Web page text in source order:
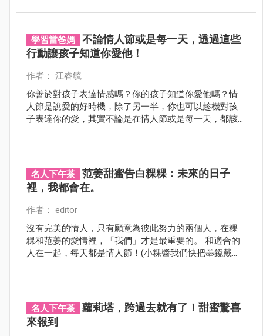
學習當爸媽
不論情人節或是每一天，透過這些
行動讓孩子知道你愛他！
作者： 江睿毓
你善於對孩子表達情感嗎？你的孩子知道你愛他嗎？情
人節是說愛的好時機，除了另一半，你也可以趁機對孩
子表達你的愛，其實不論是在情人節或是每一天，都該
名人下午茶
范姜甜蜜告白粿粿：未來的日子
裡，我都會在。
作者： editor
沒有完美的情人，只有願意為彼此努力的兩個人，在粿
粿和范姜的愛情裡，「我們」才是最重要的。 和適合的
人在一起，每天都是情人節！(小粿醬我們快把墨鏡戴起
名人下午茶
蘿莉塔，跨過去就有了！甜蜜驚喜
來報到